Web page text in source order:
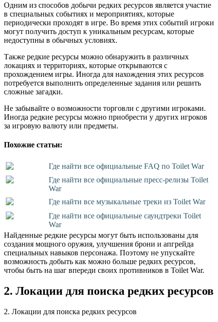
Одним из способов добычи редких ресурсов является участие
в специальных событиях и мероприятиях, которые
периодически проходят в игре. Во время этих событий игроки
могут получить доступ к уникальным ресурсам, которые
недоступны в обычных условиях.
Также редкие ресурсы можно обнаружить в различных
локациях и территориях, которые открываются с
прохождением игры. Иногда для нахождения этих ресурсов
потребуется выполнить определенные задания или решить
сложные загадки.
Не забывайте о возможности торговли с другими игроками.
Иногда редкие ресурсы можно приобрести у других игроков
за игровую валюту или предметы.
Похожие статьи:
Где найти все официальные FAQ по Toilet War
Где найти все официальные пресс-релизы Toilet
War
Где найти все музыкальные треки из Toilet War
Где найти все официальные саундтреки Toilet
War
Найденные редкие ресурсы могут быть использованы для
создания мощного оружия, улучшения брони и апгрейда
специальных навыков персонажа. Поэтому не упускайте
возможность добыть как можно больше редких ресурсов,
чтобы быть на шаг впереди своих противников в Toilet War.
2. Локации для поиска редких ресурсов
2. Локации для поиска редких ресурсов